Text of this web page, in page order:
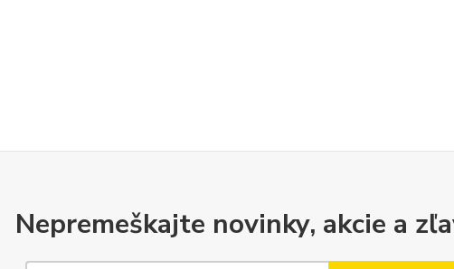
Nepremeškajte novinky, akcie a